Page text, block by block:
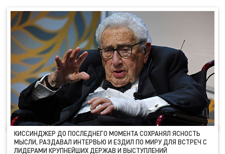
КИССИНДЖЕР ДО ПОСЛЕДНЕГО МОМЕНТА СОХРАНЯЛ ЯСНОСТЬ
МЫСЛИ, РАЗДАВАЛ ИНТЕРВЬЮ И ЕЗДИЛ ПО МИРУ ДЛЯ ВСТРЕЧ С
ЛИДЕРАМИ КРУПНЕЙШИХ ДЕРЖАВ И ВЫСТУПЛЕНИЙ